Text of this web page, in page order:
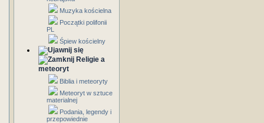
Muzyka kościelna
Początki polifonii
PL
Śpiew kościelny
Religie a
meteoryt
Biblia i meteoryty
Meteoryt w sztuce
materialnej
Podania, legendy i
przepowiednie